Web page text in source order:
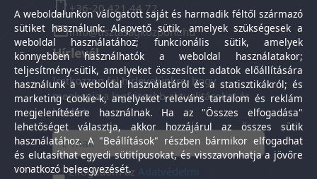
+36-20 421 44 72
info@tisztasagkozpont.hu
Hírlevél
Iratkozzon fel hírlevelünkre, hogy
megkapja a legfrissebb aktualitásokat és
híreket.
Elfogadom azAdatvédelmi
A weboldalunkon válogatott saját és harmadik féltől származó
sütiket használunk: Alapvető sütik, amelyek szükségesek a
weboldal használatához; funkcionális sütik, amelyek
könnyebben használhatók a weboldal használatakor;
teljesítmény-sütik, amelyeket összesített adatok előállítására
használunk a weboldal használatáról és a statisztikákról; és
marketing cookie-k, amelyeket releváns tartalom és reklám
megjelenítésére használnak. Ha az "Összes elfogadása"
lehetőséget választja, akkor hozzájárul az összes sütik
használatához. A "Beállítások" részben bármikor elfogadhat
és elutasíthat egyedi sütitípusokat, és visszavonhatja a jövőre
vonatkozó beleegyezését.